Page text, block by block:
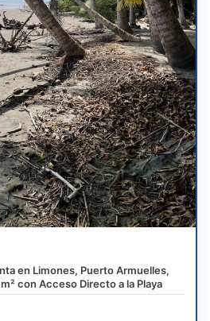
en Limones, Puerto Armuelles,
con Acceso Directo a la Playa